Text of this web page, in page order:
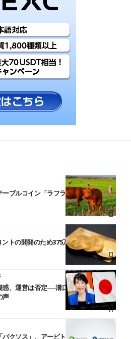
ブルコイン「ラフライダーコイン」
トの開発のため375万ドルを調達
、運営は否定──溝口氏「話が違う」
声
クソス」、アービトラムとの統合を